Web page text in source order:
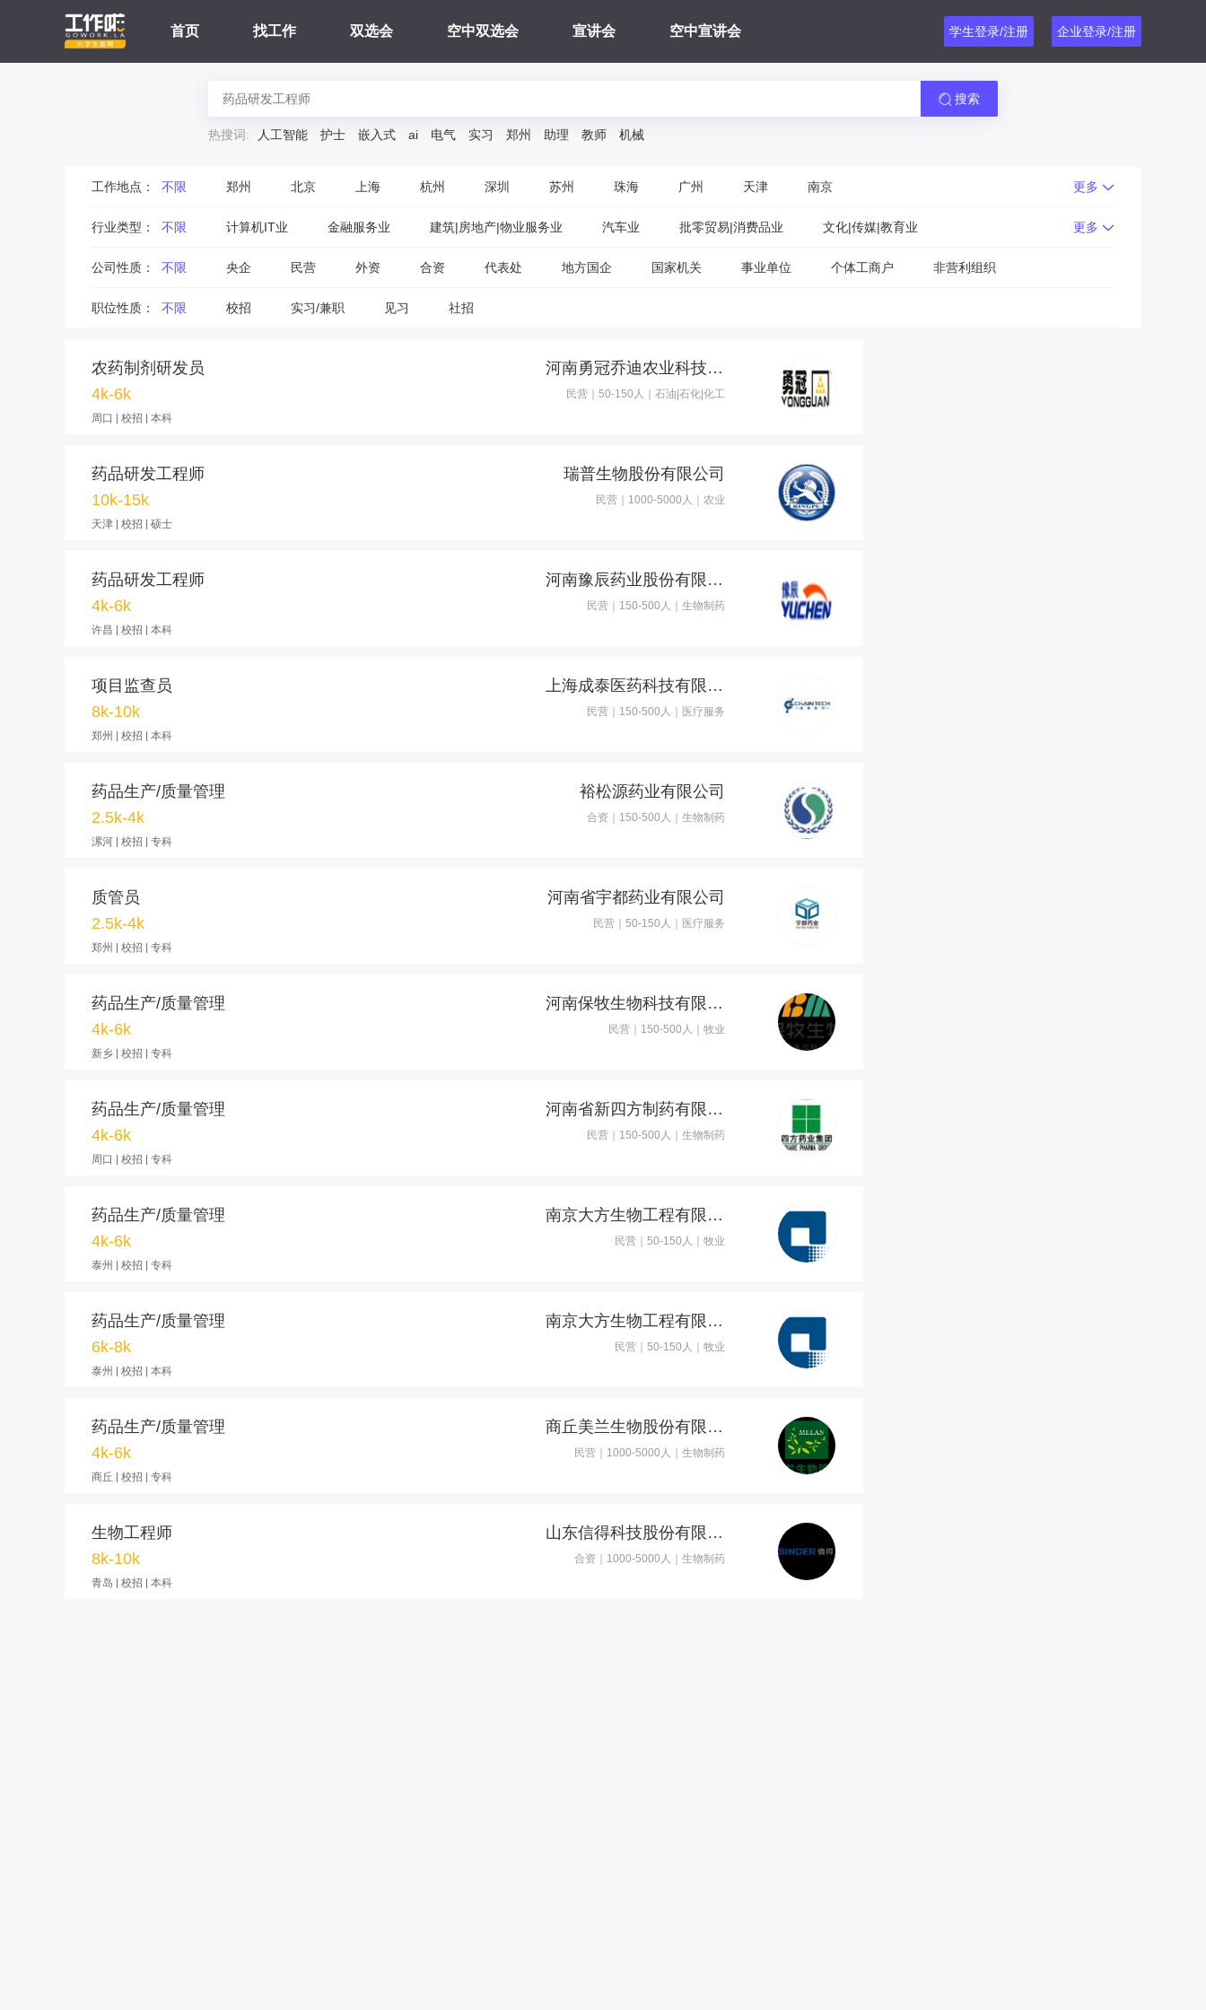
首页 找工作 双选会 空中双选会 宣讲会 空中宣讲会 学生登录/注册 企业登录/注册
搜索
热搜词: 人工智能 护士 嵌入式 ai 电气 实习 郑州 助理 教师 机械
工作地点： 不限 郑州 北京 上海 杭州 深圳 苏州 珠海 广州 天津 南京 更多
行业类型： 不限 计算机IT业 金融服务业 建筑|房地产|物业服务业 汽车业 批零贸易|消费品业 文化|传媒|教育业 更多
公司性质： 不限 央企 民营 外资 合资 代表处 地方国企 国家机关 事业单位 个体工商户 非营利组织
职位性质： 不限 校招 实习/兼职 见习 社招
农药制剂研发员
河南勇冠乔迪农业科技有限公司
4k-6k
民营｜50-150人｜石油|石化|化工
周口 | 校招 | 本科
药品研发工程师
瑞普生物股份有限公司
10k-15k
民营｜1000-5000人｜农业
天津 | 校招 | 硕士
药品研发工程师
河南豫辰药业股份有限公司
4k-6k
民营｜150-500人｜生物制药
许昌 | 校招 | 本科
项目监查员
上海成泰医药科技有限公司
8k-10k
民营｜150-500人｜医疗服务
郑州 | 校招 | 本科
药品生产/质量管理
裕松源药业有限公司
2.5k-4k
合资｜150-500人｜生物制药
漯河 | 校招 | 专科
质管员
河南省宇都药业有限公司
2.5k-4k
民营｜50-150人｜医疗服务
郑州 | 校招 | 专科
药品生产/质量管理
河南保牧生物科技有限公司
4k-6k
民营｜150-500人｜牧业
新乡 | 校招 | 专科
药品生产/质量管理
河南省新四方制药有限公司
4k-6k
民营｜150-500人｜生物制药
周口 | 校招 | 专科
药品生产/质量管理
南京大方生物工程有限公司
4k-6k
民营｜50-150人｜牧业
泰州 | 校招 | 专科
药品生产/质量管理
南京大方生物工程有限公司
6k-8k
民营｜50-150人｜牧业
泰州 | 校招 | 本科
药品生产/质量管理
商丘美兰生物股份有限公司
4k-6k
民营｜1000-5000人｜生物制药
商丘 | 校招 | 专科
生物工程师
山东信得科技股份有限公司
8k-10k
合资｜1000-5000人｜生物制药
青岛 | 校招 | 本科